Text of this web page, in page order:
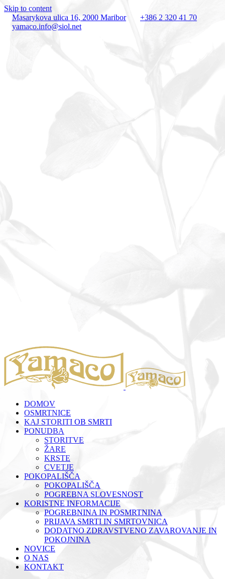
Skip to content
Masarykova ulica 16, 2000 Maribor
+386 2 320 41 70
yamaco.info@siol.net
DOMOV
OSMRTNICE
KAJ STORITI OB SMRTI
PONUDBA
STORITVE
ŽARE
KRSTE
CVETJE
POKOPALIŠČA
POKOPALIŠČA
POGREBNA SLOVESNOST
KORISTNE INFORMACIJE
POGREBNINA IN POSMRTNINA
PRIJAVA SMRTI IN SMRTOVNICA
DODATNO ZDRAVSTVENO ZAVAROVANJE IN
POKOJNINA
NOVICE
O NAS
KONTAKT